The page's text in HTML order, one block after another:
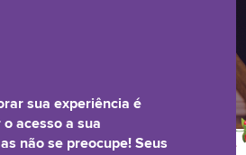
sua experiência é
acesso a sua
não se preocupe! Seus